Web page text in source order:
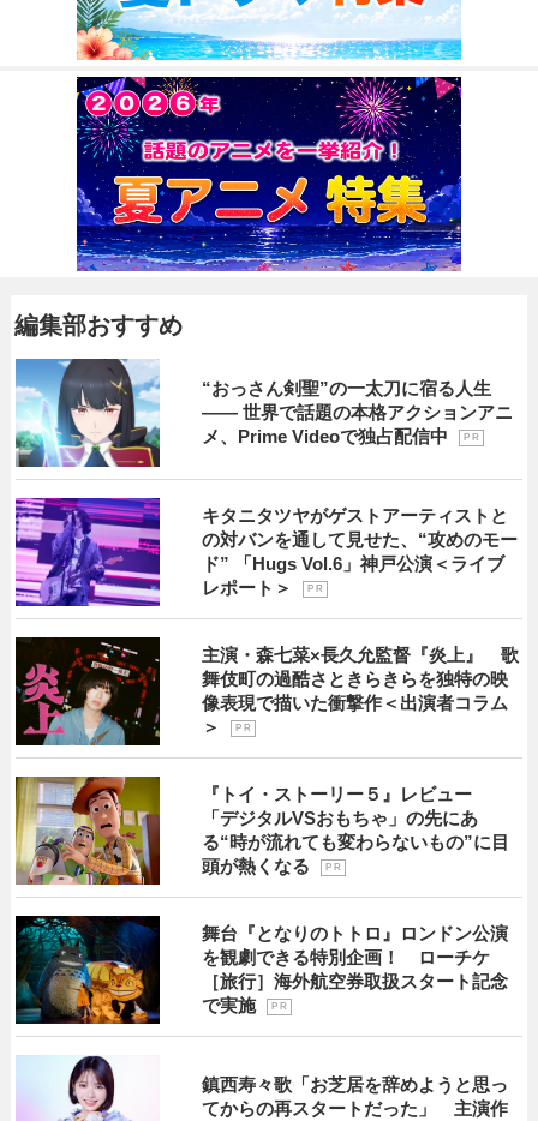
編集部おすすめ
“おっさん剣聖”の一太刀に宿る人生
―― 世界で話題の本格アクションアニ
メ、Prime Videoで独占配信中
P R
キタニタツヤがゲストアーティストと
の対バンを通して見せた、“攻めのモー
ド” 「Hugs Vol.6」神戸公演＜ライブ
レポート＞
P R
主演・森七菜×長久允監督『炎上』 歌
舞伎町の過酷さときらきらを独特の映
像表現で描いた衝撃作＜出演者コラム
＞
P R
『トイ・ストーリー５』レビュー
「デジタルVSおもちゃ」の先にあ
る“時が流れても変わらないもの”に目
頭が熱くなる
P R
舞台『となりのトトロ』ロンドン公演
を観劇できる特別企画！ ローチケ
［旅行］海外航空券取扱スタート記念
で実施
P R
鎮西寿々歌「お芝居を辞めようと思っ
てからの再スタートだった」 主演作